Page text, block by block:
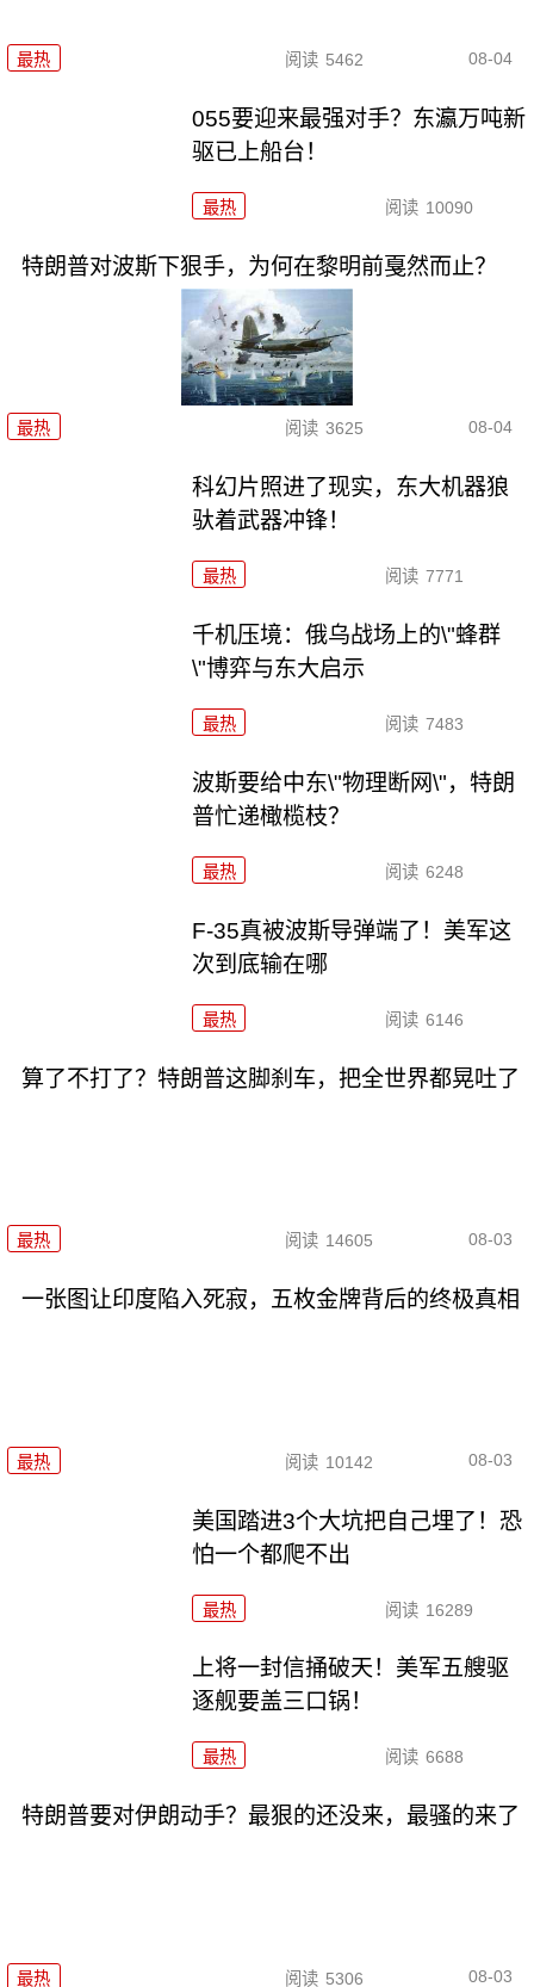
最热 阅读 5462 08-04
055要迎来最强对手？东瀛万吨新
驱已上船台！
最热 阅读 10090
特朗普对波斯下狠手，为何在黎明前戛然而止？
最热 阅读 3625 08-04
科幻片照进了现实，东大机器狼
驮着武器冲锋！
最热 阅读 7771
千机压境：俄乌战场上的\"蜂群
\"博弈与东大启示
最热 阅读 7483
波斯要给中东\"物理断网\"，特朗
普忙递橄榄枝？
最热 阅读 6248
F-35真被波斯导弹端了！美军这
次到底输在哪
最热 阅读 6146
算了不打了？特朗普这脚刹车，把全世界都晃吐了
最热 阅读 14605 08-03
一张图让印度陷入死寂，五枚金牌背后的终极真相
最热 阅读 10142 08-03
美国踏进3个大坑把自己埋了！恐
怕一个都爬不出
最热 阅读 16289
上将一封信捅破天！美军五艘驱
逐舰要盖三口锅！
最热 阅读 6688
特朗普要对伊朗动手？最狠的还没来，最骚的来了
最热 阅读 5306 08-03